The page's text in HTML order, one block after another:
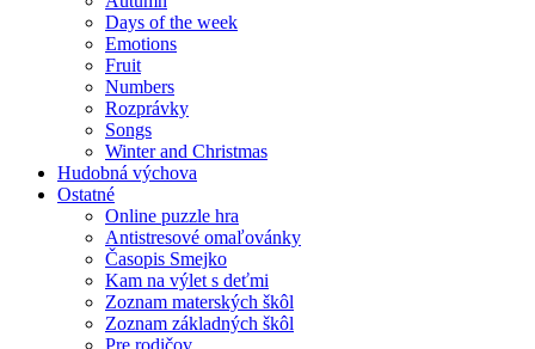
Days of the week
Emotions
Fruit
Numbers
Rozprávky
Songs
Winter and Christmas
Hudobná výchova
Ostatné
Online puzzle hra
Antistresové omaľovánky
Časopis Smejko
Kam na výlet s deťmi
Zoznam materských škôl
Zoznam základných škôl
Pre rodičov